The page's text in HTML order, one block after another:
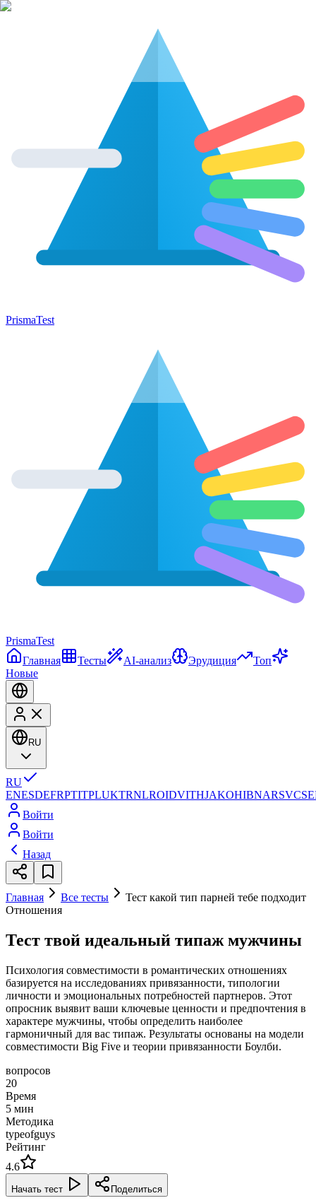
PrismaTest
PrismaTest
Главная
Тесты AI-анализ Эрудиция
Топ
Новые
RU
RU
ENESDEFRPTITPLUKTRNLROIDVITHJAKOHIBNARSVCS
Войти
Войти
Назад
Главная Все тесты
Тест какой тип парней тебе подходит
Отношения
Тест твой идеальный типаж мужчины
Психология совместимости в романтических отношениях
базируется на исследованиях привязанности, типологии
личности и эмоциональных потребностей партнеров. Этот
опросник выявит ваши ключевые ценности и предпочтения в
характере мужчины, чтобы определить наиболее
гармоничный для вас типаж. Результаты основаны на модели
совместимости Big Five и теории привязанности Боулби.
вопросов
20
Время
5 мин
Методика
typeofguys
Рейтинг
4.6
Начать тест Поделиться